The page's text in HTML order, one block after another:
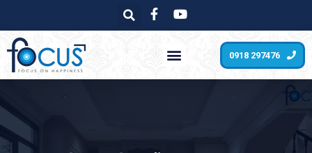
0918 297476